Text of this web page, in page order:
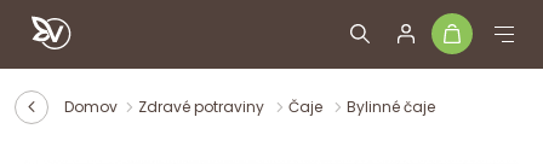
Domov Zdravé potraviny Čaje Bylinné čaje